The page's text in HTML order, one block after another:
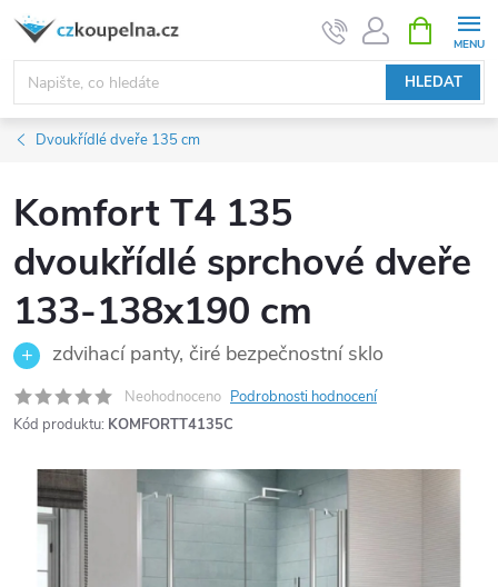
Přejít
obsah
HLEDAT
NÁKUPNÍ
KOŠÍK
Dvoukřídlé dveře 135 cm
Komfort T4 135
dvoukřídlé sprchové dveře
133-138x190 cm
zdvihací panty, čiré bezpečnostní sklo
Neohodnoceno Podrobnosti hodnocení
Kód produktu: KOMFORTT4135C